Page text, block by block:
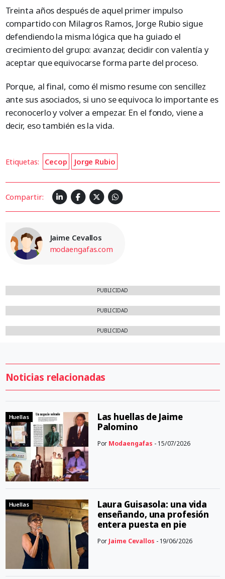
Treinta años después de aquel primer impulso
compartido con Milagros Ramos, Jorge Rubio sigue
defendiendo la misma lógica que ha guiado el
crecimiento del grupo: avanzar, decidir con valentía y
aceptar que equivocarse forma parte del proceso.
Porque, al final, como él mismo resume con sencillez
ante sus asociados, si uno se equivoca lo importante es
reconocerlo y volver a empezar. En el fondo, viene a
decir, eso también es la vida.
Etiquetas: Cecop Jorge Rubio
Compartir:
Jaime Cevallos
modaengafas.com
PUBLICIDAD
PUBLICIDAD
PUBLICIDAD
Noticias relacionadas
Huellas
Las huellas de Jaime
Palomino
Por Modaengafas - 15/07/2026
Huellas
Laura Guisasola: una vida
enseñando, una profesión
entera puesta en pie
Por Jaime Cevallos - 19/06/2026